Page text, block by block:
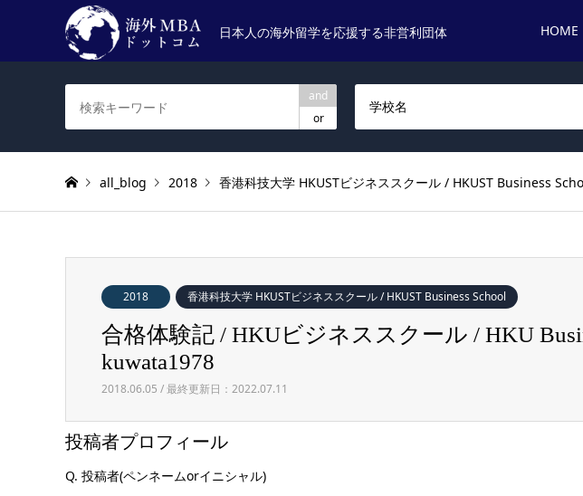
日本人の海外留学を応援する非営利団体 HOME
and
or
学校名
all_blog 2018 香港科技大学 HKUSTビジネススクール / HKUST Business
2018 香港科技大学 HKUSTビジネススクール / HKUST Business School
合格体験記 / HKUビジネススクール / HKU
kuwata1978
2018.06.05 / 最終更新日：2022.07.11
投稿者プロフィール
Q. 投稿者(ペンネームorイニシャル)